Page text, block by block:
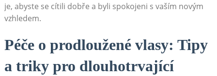
je, abyste se cítili dobře a byli spokojeni s vaším novým
vzhledem.
Péče o prodloužené vlasy: Tipy
a triky pro dlouhotrvající